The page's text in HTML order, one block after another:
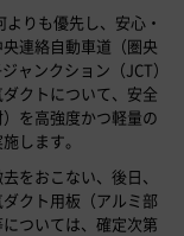
りも優先し、安心・
連絡自動車道（圏央
ャンクション（JCT）
クトについて、安全
を高強度かつ軽量の
します。
をおこない、後日、
クト用板（アルミ部
ついては、確定次第